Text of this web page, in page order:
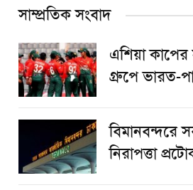
সাম্প্রতিক সংবাদ
এশিয়া
গ্রুপে ভারত-
বিমানবন্দরে
নিরাপত্তা